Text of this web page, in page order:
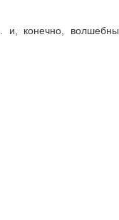
и, конечно,